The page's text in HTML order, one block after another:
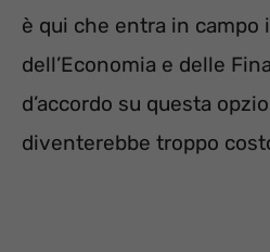
è qui che entra in campo
dell’Economia e delle
d’accordo su questa
diventerebbe troppo